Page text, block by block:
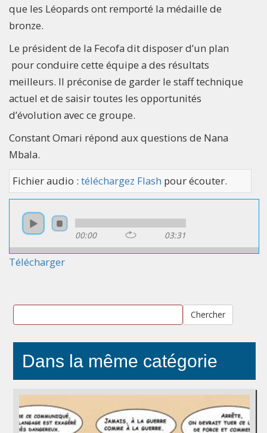
que les Léopards ont remporté la médaille de
bronze.
Le président de la Fecofa dit disposer d’un plan
pour conduire cette équipe a des résultats
meilleurs. Il préconise de garder le staff technique
actuel et de saisir toutes les opportunités
d’évolution avec ce groupe.
Constant Omari répond aux questions de Nana
Mbala.
Fichier audio : téléchargez Flash pour écouter.
00:00 03:31
Télécharger
Chercher
Dans la même catégorie